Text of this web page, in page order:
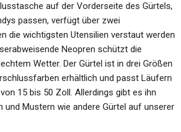
auf der Vorderseite des Gürtels,
passen, verfügt über zwei
die wichtigsten Utensilien verstaut werden
Neopren schützt die
Wetter. Der Gürtel ist in drei Größen
erhältlich und passt Läufern
15 bis 50 Zoll. Allerdings gibt es ihn
und Mustern wie andere Gürtel auf unserer